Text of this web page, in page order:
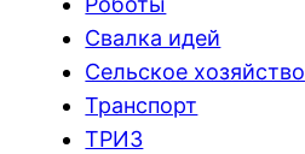
Свалка идей
Сельское хозяйство
Транспорт
ТРИЗ